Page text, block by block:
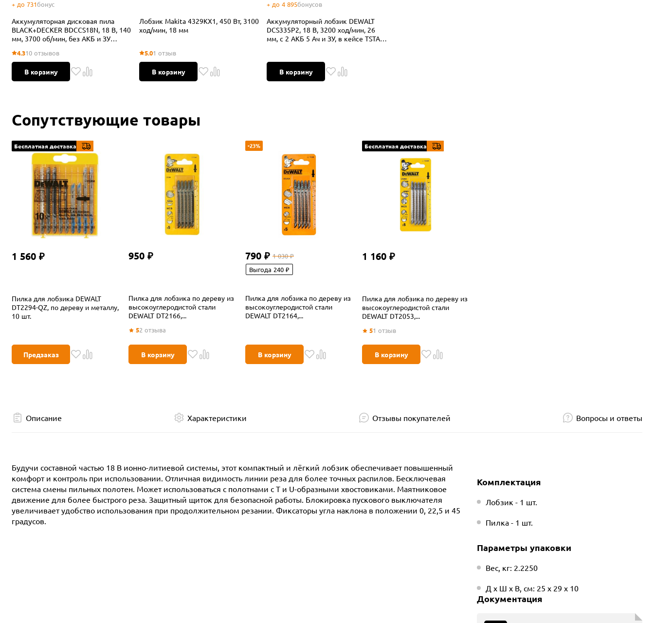
+ до 731бонус
Аккумуляторная дисковая пила
BLACK+DECKER BDCCS18N, 18 В, 140
мм, 3700 об/мин, без АКБ и ЗУ
4.310 отзывов
В корзину
Лобзик Makita 4329KX1, 450 Вт, 3100
ход/мин, 18 мм
5.01 отзыв
В корзину
+ до 4 895бонусов
Аккумуляторный лобзик DEWALT
DCS335P2, 18 В, 3200 ход/мин, 26
мм, с 2 АКБ 5 Ач и ЗУ, в кейсе TSTAK
В корзину
Сопутствующие товары
Бесплатная доставка
1 560 ₽
Пилка для лобзика DEWALT
DT2294-QZ, по дереву и металлу,
10 шт.
Предзаказ
950 ₽
Пилка для лобзика по дереву из
высокоуглеродистой стали
DEWALT DT2166,...
52 отзыва
В корзину
-23%
790 ₽ 1 030 ₽
Выгода 240 ₽
Пилка для лобзика по дереву из
высокоуглеродистой стали
DEWALT DT2164,...
В корзину
Бесплатная доставка
1 160 ₽
Пилка для лобзика по дереву из
высокоуглеродистой стали
DEWALT DT2053,...
51 отзыв
В корзину
Описание Характеристики Отзывы покупателей Вопросы и ответы
Будучи составной частью 18 В ионно-литиевой системы, этот компактный и лёгкий лобзик обеспечивает повышенный
комфорт и контроль при использовании. Отличная видимость линии реза для более точных распилов. Бесключевая
система смены пильных полотен. Может использоваться с полотнами с Т и U-образными хвостовиками. Маятниковое
движение для более быстрого реза. Защитный щиток для безопасной работы. Блокировка пускового выключателя
увеличивает удобство использования при продолжительном резании. Фиксаторы угла наклона в положении 0, 22,5 и 45
градусов.
Комплектация
Лобзик - 1 шт.
Пилка - 1 шт.
Параметры упаковки
Вес, кг: 2.2250
Д х Ш х В, см: 25 х 29 х 10
Документация